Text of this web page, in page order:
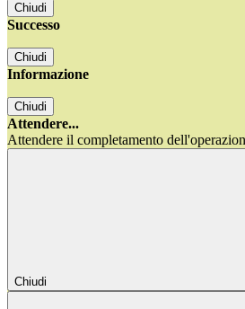
Chiudi
Successo
Chiudi
Informazione
Chiudi
Attendere...
Attendere il completamento
Chiudi